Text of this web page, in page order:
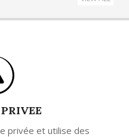
privée et utilise des